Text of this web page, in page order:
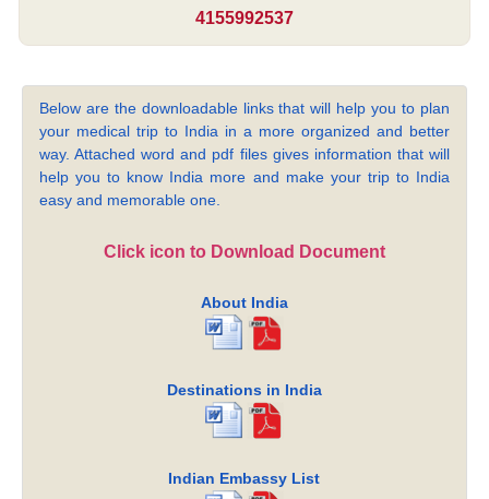
4155992537
Below are the downloadable links that will help you to plan
your medical trip to India in a more organized and better
way. Attached word and pdf files gives information that will
help you to know India more and make your trip to India
easy and memorable one.
Click icon to Download Document
About India
Destinations in India
Indian Embassy List